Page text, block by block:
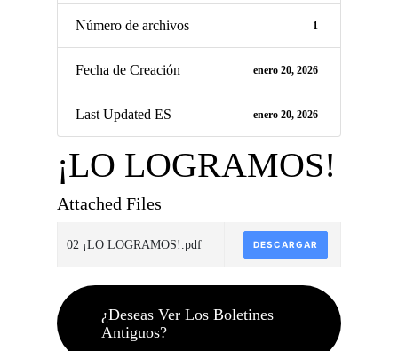
Número de archivos 1
Fecha de Creación enero 20, 2026
Last Updated ES enero 20, 2026
¡LO LOGRAMOS!
Attached Files
02 ¡LO LOGRAMOS!.pdf DESCARGAR
¿Deseas Ver Los Boletines
Antiguos?